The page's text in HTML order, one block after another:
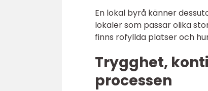
En lokal byrå känner
lokaler som passar olika
finns rofyllda platser och
Trygghet,
processen